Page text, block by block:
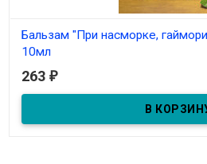
Бальзам "При насморке,
10мл
В наличии
Бальзам-спрей "При насморке,
263 ₽